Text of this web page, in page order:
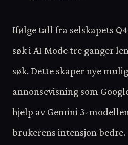
Ifølge tall fra selskapets
søk i AI Mode tre ganger
søk. Dette skaper nye
annonsevisning som
hjelp av Gemini 3-
brukerens intensjon bedre.